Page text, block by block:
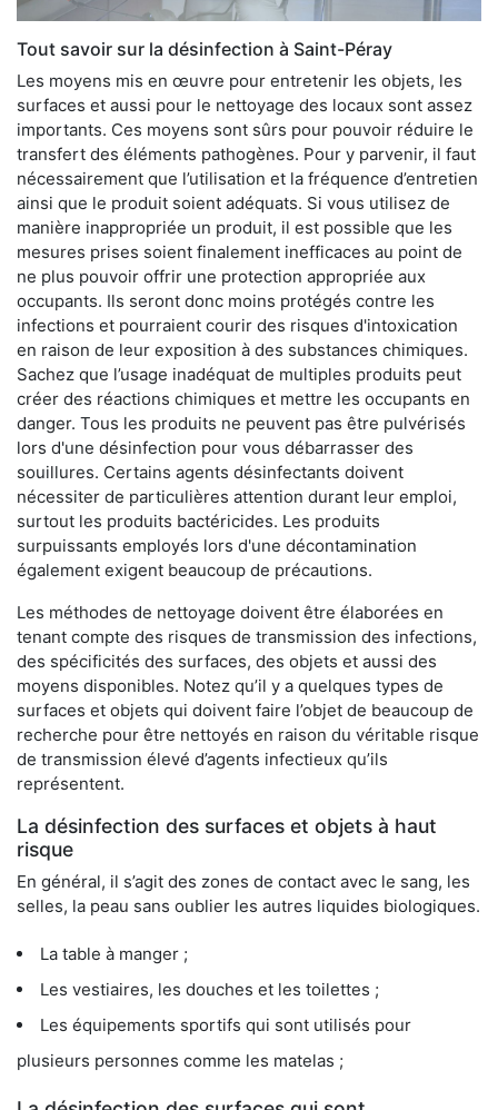
Tout savoir sur la désinfection à Saint-Péray
Les moyens mis en œuvre pour entretenir les objets, les
surfaces et aussi pour le nettoyage des locaux sont assez
importants. Ces moyens sont sûrs pour pouvoir réduire le
transfert des éléments pathogènes. Pour y parvenir, il faut
nécessairement que l’utilisation et la fréquence d’entretien
ainsi que le produit soient adéquats. Si vous utilisez de
manière inappropriée un produit, il est possible que les
mesures prises soient finalement inefficaces au point de
ne plus pouvoir offrir une protection appropriée aux
occupants. Ils seront donc moins protégés contre les
infections et pourraient courir des risques d'intoxication
en raison de leur exposition à des substances chimiques.
Sachez que l’usage inadéquat de multiples produits peut
créer des réactions chimiques et mettre les occupants en
danger. Tous les produits ne peuvent pas être pulvérisés
lors d'une désinfection pour vous débarrasser des
souillures. Certains agents désinfectants doivent
nécessiter de particulières attention durant leur emploi,
surtout les produits bactéricides. Les produits
surpuissants employés lors d'une décontamination
également exigent beaucoup de précautions.
Les méthodes de nettoyage doivent être élaborées en
tenant compte des risques de transmission des infections,
des spécificités des surfaces, des objets et aussi des
moyens disponibles. Notez qu’il y a quelques types de
surfaces et objets qui doivent faire l’objet de beaucoup de
recherche pour être nettoyés en raison du véritable risque
de transmission élevé d’agents infectieux qu’ils
représentent.
La désinfection des surfaces et objets à haut
risque
En général, il s’agit des zones de contact avec le sang, les
selles, la peau sans oublier les autres liquides biologiques.
La table à manger ;
Les vestiaires, les douches et les toilettes ;
Les équipements sportifs qui sont utilisés pour
plusieurs personnes comme les matelas ;